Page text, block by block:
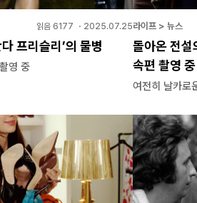
읽음 6177 ・ 2025.07.25
프리슬리’의 물병
영 중
라이프 > 뉴스
돌아온 전설의 편집장, <악
속편 촬영
여전히 날카로